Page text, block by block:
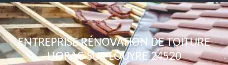
ENTREPRISE RÉNOVATION DE TOITURE
LIORAC SUR LOUYRE 24520